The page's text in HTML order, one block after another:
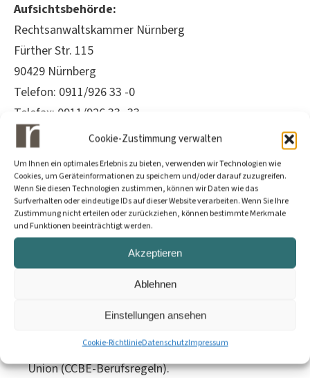
Cookie-Zustimmung verwalten
Um Ihnen ein optimales Erlebnis zu bieten, verwenden wir Technologien wie
Cookies, um Geräteinformationen zu speichern und/oder darauf zuzugreifen.
Wenn Sie diesen Technologien zustimmen, können wir Daten wie das
Surfverhalten oder eindeutige IDs auf dieser Website verarbeiten. Wenn Sie Ihre
Zustimmung nicht erteilen oder zurückziehen, können bestimmte Merkmale
und Funktionen beeinträchtigt werden.
Akzeptieren
Ablehnen
Einstellungen ansehen
Cookie-RichtlinieDatenschutzImpressum
Aufsichtsbehörde:
Rechtsanwaltskammer Nürnberg
Fürther Str. 115
90429 Nürnberg
Telefon: 0911/926 33 -0
Telefax: 0911/926 33 -33
E-Mail: info@rak-nbg.de
Berufsbezeichnung:
Rechtsanwältin (verliehen in Deutschland)
Es gelten folgende berufsrechtliche Regelungen:
Bundesrechtsanwaltsordnung (BRAO),
Berufsordnung (BORA),
Fachanwaltsordnung (FAO),
Rechtsanwaltsvergütungsgesetz (RVG),
Bundesrechtsanwaltsgebührenordnung (BRAGO),
Berufsregeln der Rechtsanwälte der Europäischen
Union (CCBE-Berufsregeln).